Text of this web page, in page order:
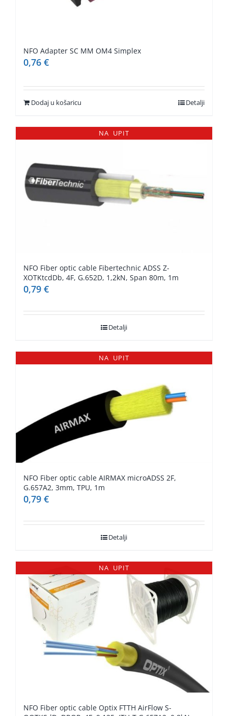
NFO Adapter SC MM OM4 Simplex
0,76 €
Dodaj u košaricu Detalji
NA UPIT
NFO Fiber optic cable Fibertechnic ADSS Z-
XOTKtcdDb, 4F, G.652D, 1,2kN, Span 80m, 1m
0,79 €
Detalji
NA UPIT
NFO Fiber optic cable AIRMAX microADSS 2F,
G.657A2, 3mm, TPU, 1m
0,79 €
Detalji
NA UPIT
NFO Fiber optic cable Optix FTTH AirFlow S-